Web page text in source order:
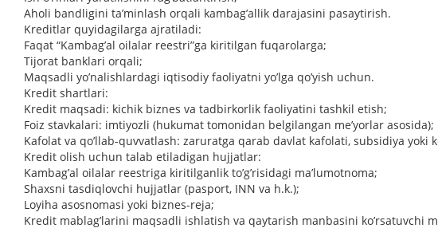
Аholi bandligini taʼminlash orqali kambagʼallik darajasini pasaytirish.
Kreditlar quyidagilarga ajratiladi:
Faqat “Kambagʼal oilalar reestri”ga kiritilgan fuqarolarga;
Tijorat banklari orqali;
Maqsadli yoʼnalishlardagi iqtisodiy faoliyatni yoʼlga qoʼyish uchun.
Kredit shartlari:
Kredit maqsadi: kichik biznes va tadbirkorlik faoliyatini tashkil etish;
Foiz stavkalari: imtiyozli (hukumat tomonidan belgilangan meʼyorlar asosida);
Kafolat va qoʼllab-quvvatlash: zaruratga qarab davlat kafolati, subsidiya yoki
Kredit olish uchun talab etiladigan hujjatlar:
Kambagʼal oilalar reestriga kiritilganlik toʼgʼrisidagi maʼlumotnoma;
Shaxsni tasdiqlovchi hujjatlar (pasport, INN va h.k.);
Loyiha asosnomasi yoki biznes-reja;
Kredit mablagʼlarini maqsadli ishlatish va qaytarish manbasini koʼrsatuvchi